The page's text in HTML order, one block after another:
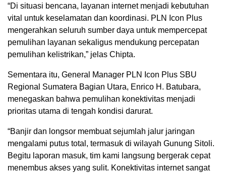
“Di situasi bencana, layanan internet menjadi kebutuhan
vital untuk keselamatan dan koordinasi. PLN Icon Plus
mengerahkan seluruh sumber daya untuk mempercepat
pemulihan layanan sekaligus mendukung percepatan
pemulihan kelistrikan,” jelas Chipta.
Sementara itu, General Manager PLN Icon Plus SBU
Regional Sumatera Bagian Utara, Enrico H. Batubara,
menegaskan bahwa pemulihan konektivitas menjadi
prioritas utama di tengah kondisi darurat.
“Banjir dan longsor membuat sejumlah jalur jaringan
mengalami putus total, termasuk di wilayah Gunung Sitoli.
Begitu laporan masuk, tim kami langsung bergerak cepat
menembus akses yang sulit. Konektivitas internet sangat